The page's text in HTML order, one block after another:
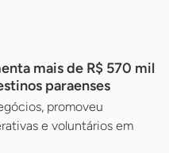
mais de R$ 570 mil
paraenses
promoveu
e voluntários em